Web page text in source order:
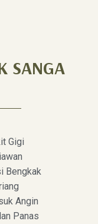
SANGA
Gigi
Bengkak
Angin
Panas